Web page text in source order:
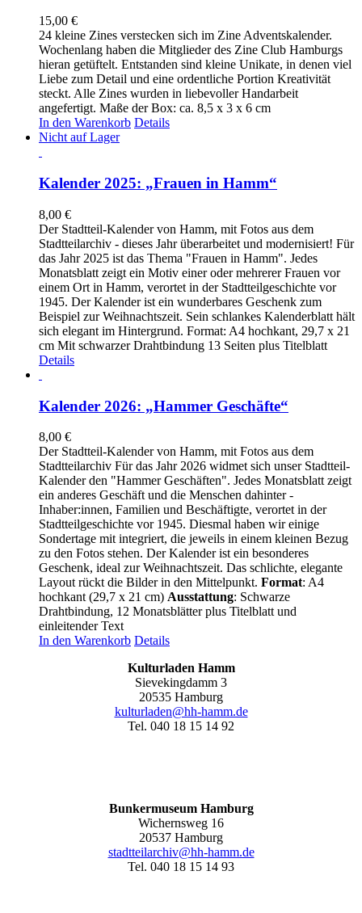
15,00 €
24 kleine Zines verstecken sich im Zine Adventskalender.
Wochenlang haben die Mitglieder des Zine Club Hamburgs
hieran getüftelt. Entstanden sind kleine Unikate, in denen viel
Liebe zum Detail und eine ordentliche Portion Kreativität
steckt. Alle Zines wurden in liebevoller Handarbeit
angefertigt. Maße der Box: ca. 8,5 x 3 x 6 cm
In den Warenkorb Details
Nicht auf Lager
Kalender 2025: „Frauen in Hamm“
8,00 €
Der Stadtteil-Kalender von Hamm, mit Fotos aus dem
Stadtteilarchiv - dieses Jahr überarbeitet und modernisiert! Für
das Jahr 2025 ist das Thema "Frauen in Hamm". Jedes
Monatsblatt zeigt ein Motiv einer oder mehrerer Frauen vor
einem Ort in Hamm, verortet in der Stadtteilgeschichte vor
1945. Der Kalender ist ein wunderbares Geschenk zum
Beispiel zur Weihnachtszeit. Sein schlankes Kalenderblatt hält
sich elegant im Hintergrund. Format: A4 hochkant, 29,7 x 21
cm Mit schwarzer Drahtbindung 13 Seiten plus Titelblatt
Details
Kalender 2026: „Hammer Geschäfte“
8,00 €
Der Stadtteil-Kalender von Hamm, mit Fotos aus dem
Stadtteilarchiv Für das Jahr 2026 widmet sich unser Stadtteil-
Kalender den "Hammer Geschäften". Jedes Monatsblatt zeigt
ein anderes Geschäft und die Menschen dahinter -
Inhaber:innen, Familien und Beschäftigte, verortet in der
Stadtteilgeschichte vor 1945. Diesmal haben wir einige
Sondertage mit integriert, die jeweils in einem kleinen Bezug
zu den Fotos stehen. Der Kalender ist ein besonderes
Geschenk, ideal zur Weihnachtszeit. Das schlichte, elegante
Layout rückt die Bilder in den Mittelpunkt. Format: A4
hochkant (29,7 x 21 cm) Ausstattung: Schwarze
Drahtbindung, 12 Monatsblätter plus Titelblatt und
einleitender Text
In den Warenkorb Details
Kulturladen Hamm
Sievekingdamm 3
20535 Hamburg
kulturladen@hh-hamm.de
Tel. 040 18 15 14 92
Bunkermuseum Hamburg
Wichernsweg 16
20537 Hamburg
stadtteilarchiv@hh-hamm.de
Tel. 040 18 15 14 93